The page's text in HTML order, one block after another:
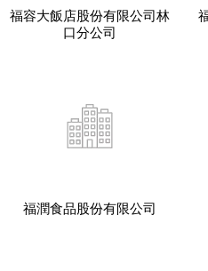
福容大飯店股份有限公司林
口分公司
福潤食品股份有限公司